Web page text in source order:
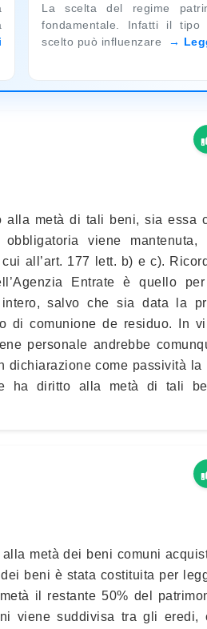
La scelta del regime
fondamentale. Infatti il tipo
scelto può influenzare
alla metà di tali beni, sia essa
viene mantenuta,
all’art. 177 lett. b) e c).
Entrate è quello
salvo che sia data la
di comunione de residuo. In
personale andrebbe
dichiarazione come passività la
ha diritto alla metà di tali
metà dei beni comuni
beni è stata costituita per
il restante 50% del
viene suddivisa tra gli eredi,